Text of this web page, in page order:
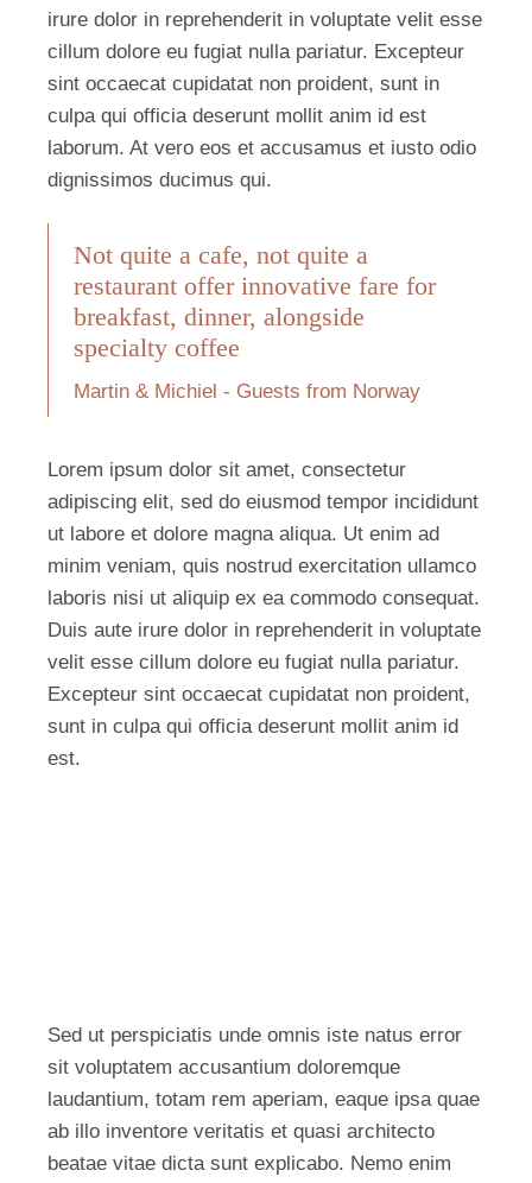
irure dolor in reprehenderit in voluptate velit esse
cillum dolore eu fugiat nulla pariatur. Excepteur
sint occaecat cupidatat non proident, sunt in
culpa qui officia deserunt mollit anim id est
laborum. At vero eos et accusamus et iusto odio
dignissimos ducimus qui.
Not quite a cafe, not quite a
restaurant offer innovative fare for
breakfast, dinner, alongside
specialty coffee
Martin & Michiel - Guests from Norway
Lorem ipsum dolor sit amet, consectetur
adipiscing elit, sed do eiusmod tempor incididunt
ut labore et dolore magna aliqua. Ut enim ad
minim veniam, quis nostrud exercitation ullamco
laboris nisi ut aliquip ex ea commodo consequat.
Duis aute irure dolor in reprehenderit in voluptate
velit esse cillum dolore eu fugiat nulla pariatur.
Excepteur sint occaecat cupidatat non proident,
sunt in culpa qui officia deserunt mollit anim id
est.
Sed ut perspiciatis unde omnis iste natus error
sit voluptatem accusantium doloremque
laudantium, totam rem aperiam, eaque ipsa quae
ab illo inventore veritatis et quasi architecto
beatae vitae dicta sunt explicabo. Nemo enim